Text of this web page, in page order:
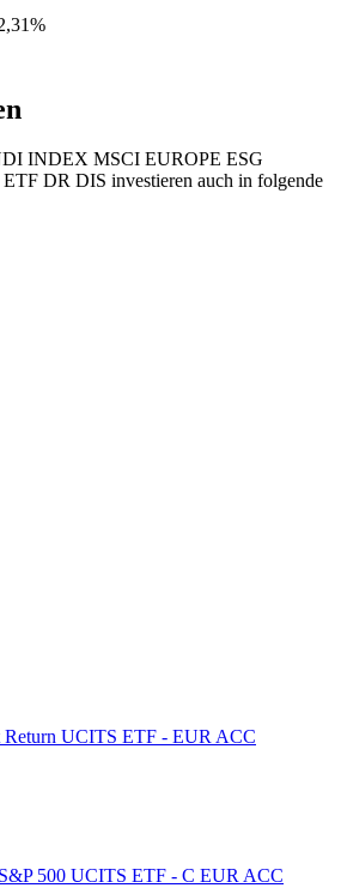
INDEX MSCI EUROPE ESG
DR DIS investieren auch in folgende
UCITS ETF - EUR ACC
500 UCITS ETF - C EUR ACC